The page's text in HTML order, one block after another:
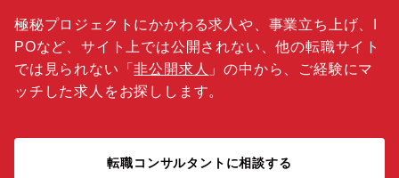
極秘プロジェクトにかかわる求人や、事業立ち上げ、I
POなど、サイト上では公開されない、他の転職サイト
では見られない「非公開求人 」の中から、ご経験にマ
ッチした求人をお探しします。
転職コンサルタントに相談する